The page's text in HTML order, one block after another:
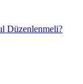
Düzenlenmeli?